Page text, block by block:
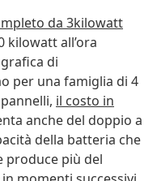
da 3kilowatt
kilowatt all’ora
di
per una famiglia di 4
il costo in
anche del doppio a
della batteria che
produce più del